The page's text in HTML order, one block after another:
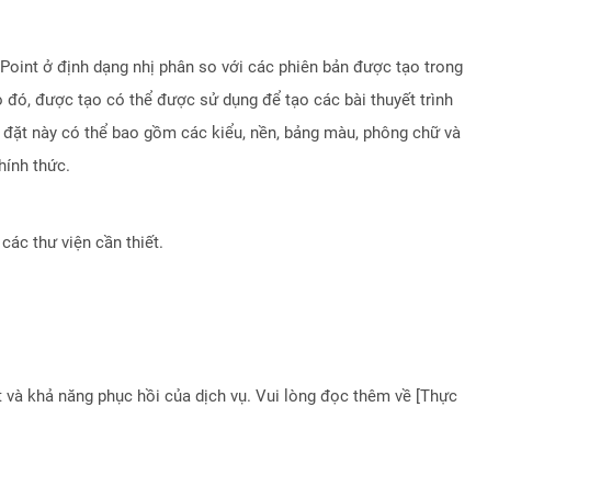
ở định dạng nhị phân so với các phiên bản được tạo trong
đó, được tạo có thể được sử dụng để tạo các bài thuyết trình
này có thể bao gồm các kiểu, nền, bảng màu, phông chữ và
thức.
thư viện cần thiết.
khả năng phục hồi của dịch vụ. Vui lòng đọc thêm về [Thực